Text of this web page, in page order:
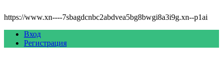
https://www.xn----7sbagdcnbc2abdvea5bg8bwgi8a3i9g.xn--p1ai
Вход
Регистрация